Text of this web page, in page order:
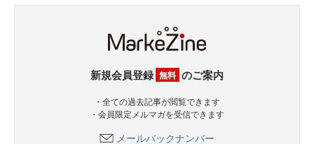
新規会員登録 無料 のご案内
・全ての過去記事が閲覧できます
・会員限定メルマガを受信できます
メールバックナンバー